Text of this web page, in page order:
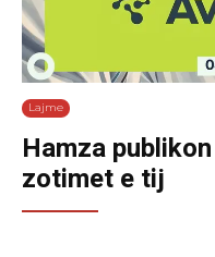
Lajme
Hamza
zotimet e tij